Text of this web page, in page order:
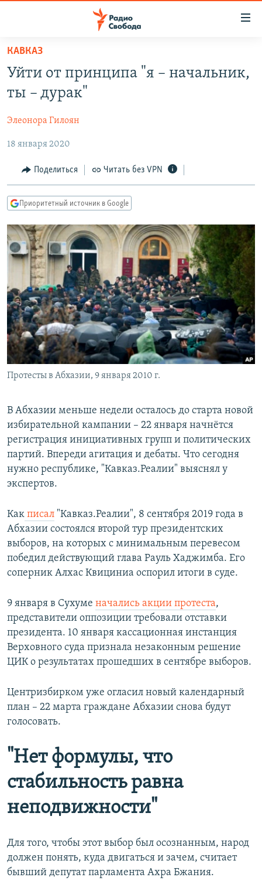
упрощенного
доступа
основному
Вернутся
главной
навигации
Вернутся
поиску
АВТОРСКИЕ ПРОЕКТЫ
ЦИТАТЫ СВОБОДЫ
МНЕНИЯ
КУЛЬТУРА
IDEL.РЕАЛИИ
КАВКАЗ.РЕАЛИИ
СЕВЕР.РЕАЛИИ
СИБИРЬ.РЕАЛИИ
РАСПИСАНИЕ ВЕЩАНИЯ
ПОДПИШИТЕСЬ НА РАССЫЛКУ
СОЦИАЛЬНЫЕ СЕТИ
Все сайты РСЕ/РС
КАВКАЗ
Уйти от принципа "я – начальник,
ты – дурак"
Элеонора Гилоян
18 января 2020
Поделиться Читать без VPN
Приоритетный источник в Google
Протесты в Абхазии, 9 января 2010 г.
В Абхазии меньше недели осталось до старта новой
избирательной кампании – 22 января начнётся
регистрация инициативных групп и политических
партий. Впереди агитация и дебаты. Что сегодня
нужно республике, "Кавказ.Реалии" выяснял у
экспертов.
Как писал "Кавказ.Реалии", 8 сентября 2019 года в
Абхазии состоялся второй тур президентских
выборов, на которых с минимальным перевесом
победил действующий глава Рауль Хаджимба. Его
соперник Алхас Квициниа оспорил итоги в суде.
9 января в Сухуме начались акции протеста,
представители оппозиции требовали отставки
президента. 10 января кассационная инстанция
Верховного суда признала незаконным решение
ЦИК о результатах прошедших в сентябре выборов.
Центризбирком уже огласил новый календарный
план – 22 марта граждане Абхазии снова будут
голосовать.
"Нет формулы, что
стабильность равна
неподвижности​"
Для того, чтобы этот выбор был осознанным, народ
должен понять, куда двигаться и зачем, считает
бывший депутат парламента Ахра Бжания.